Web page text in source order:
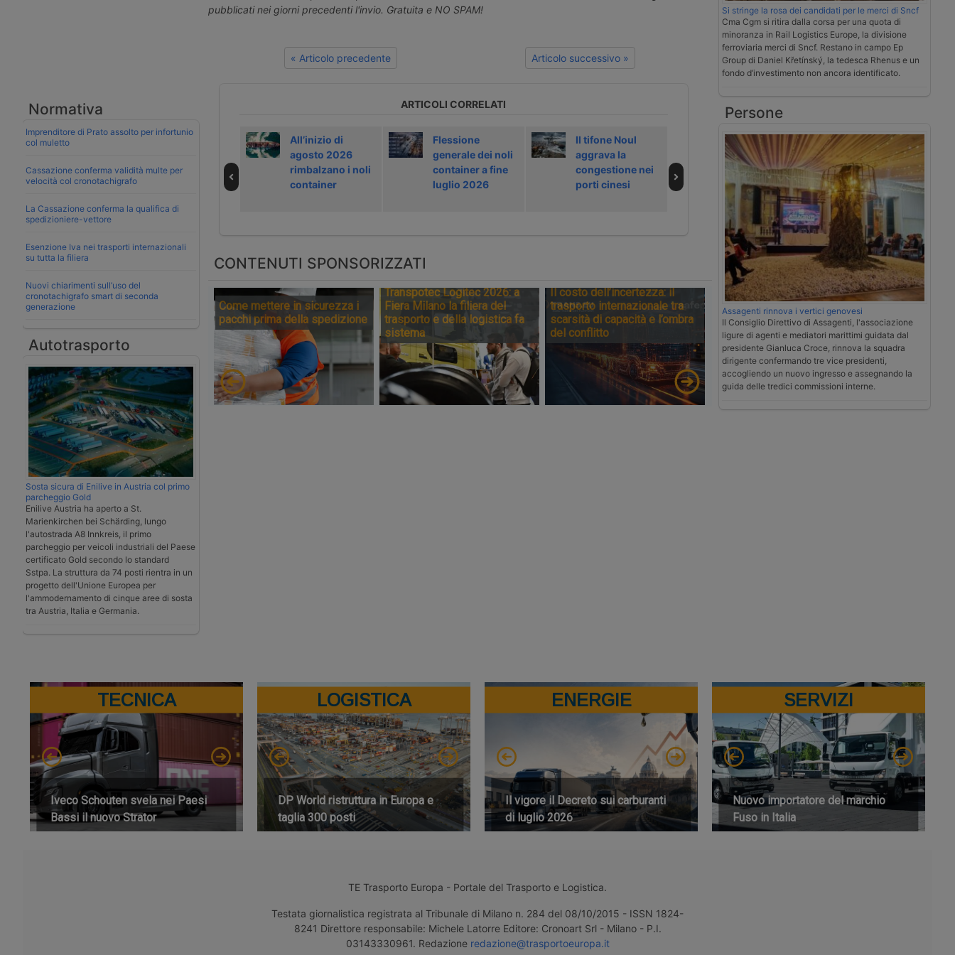
Normativa
Imprenditore di Prato assolto per infortunio
col muletto
Cassazione conferma validità multe per
velocità col cronotachigrafo
La Cassazione conferma la qualifica di
spedizioniere-vettore
Esenzione Iva nei trasporti internazionali
su tutta la filiera
Nuovi chiarimenti sull’uso del
cronotachigrafo smart di seconda
generazione
Autotrasporto
Sosta sicura di Enilive in Austria col primo
parcheggio Gold
Enilive Austria ha aperto a St.
Marienkirchen bei Schärding, lungo
l'autostrada A8 Innkreis, il primo
parcheggio per veicoli industriali del Paese
certificato Gold secondo lo standard
Sstpa. La struttura da 74 posti rientra in un
progetto dell'Unione Europea per
l'ammodernamento di cinque aree di sosta
tra Austria, Italia e Germania.
pubblicati nei giorni precedenti l'invio. Gratuita e NO SPAM!
« Articolo precedente Articolo successivo »
ARTICOLI CORRELATI
Noli container
fine giugno 2026
export
All’inizio di
agosto 2026
rimbalzano i noli
container
Flessione
generale dei noli
container a fine
luglio 2026
Il tifone Noul
aggrava la
congestione nei
porti cinesi
Cresce il traffico
container ma
calano i margini
Noli container in
calo, Shanghai-
Genova sotto
6.000 dollari
CONTENUTI SPONSORIZZATI
Come mettere in sicurezza i
pacchi prima della spedizione
Transpotec Logitec 2026: a
Fiera Milano la filiera del
trasporto e della logistica fa
sistema
Il costo dell’incertezza: il
trasporto internazionale tra
scarsità di capacità e l’ombra
del conflitto
Si stringe la rosa dei candidati per le merci di Sncf
Cma Cgm si ritira dalla corsa per una quota di
minoranza in Rail Logistics Europe, la divisione
ferroviaria merci di Sncf. Restano in campo Ep
Group di Daniel Křetínský, la tedesca Rhenus e un
fondo d’investimento non ancora identificato.
Persone
Assagenti rinnova i vertici genovesi
Il Consiglio Direttivo di Assagenti, l'associazione
ligure di agenti e mediatori marittimi guidata dal
presidente Gianluca Croce, rinnova la squadra
dirigente confermando tre vice presidenti,
accogliendo un nuovo ingresso e assegnando la
guida delle tredici commissioni interne.
TECNICA
Iveco Schouten svela nei Paesi
Bassi il nuovo Strator
LOGISTICA
DP World ristruttura in Europa e
taglia 300 posti
ENERGIE
Il vigore il Decreto sui carburanti
di luglio 2026
SERVIZI
Nuovo importatore del marchio
Fuso in Italia
TE Trasporto Europa - Portale del Trasporto e Logistica.
Testata giornalistica registrata al Tribunale di Milano n. 284 del 08/10/2015 - ISSN 1824-
8241 Direttore responsabile: Michele Latorre Editore: Cronoart Srl - Milano - P.I.
03143330961. Redazione redazione@trasportoeuropa.it